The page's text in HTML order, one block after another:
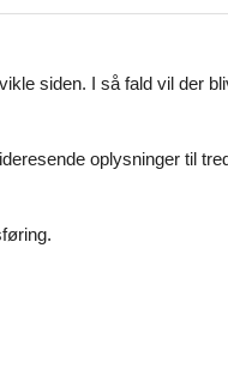
tekst påDansk.
geeignet und verfügt über
und einem Esstisch
Ausstattung
Nichtraucher ausgelegt.
Ein
siden. I så fald vil der
oplysninger til